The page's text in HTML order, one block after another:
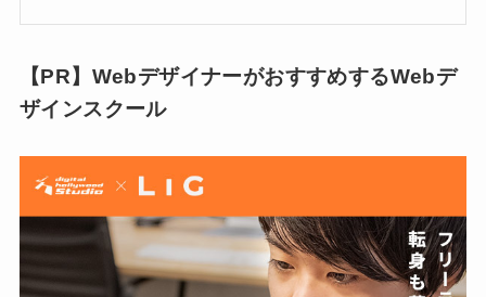
【PR】WebデザイナーがおすすめするWebデ
ザインスクール